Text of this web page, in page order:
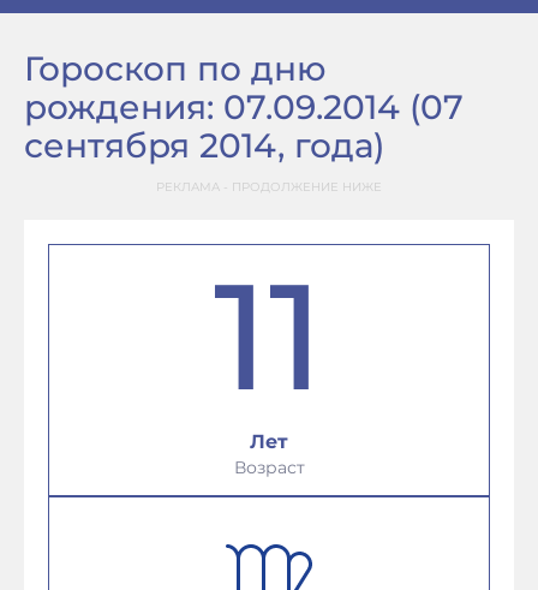
Гороскоп по дню
рождения: 07.09.2014 (07
сентября 2014, года)
РЕКЛАМА - ПРОДОЛЖЕНИЕ НИЖЕ
11
Лет
Возраст